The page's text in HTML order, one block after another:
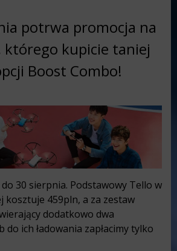
potrwa promocja na
którego kupicie taniej
Boost Combo!
30 sierpnia. Podstawowy Tello w
kosztuje 459pln, a za zestaw
dodatkowo dwa
ich ładowania zapłacimy tylko